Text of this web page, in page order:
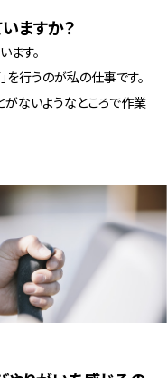
ますか？
ます。
行うのが私の仕事です。
がないようなところで作業